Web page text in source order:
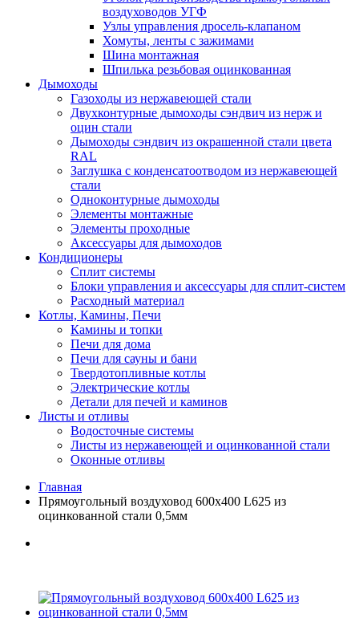
воздуховодов УГФ
Узлы управления дросель-клапаном
Хомуты, ленты с зажимами
Шина монтажная
Шпилька резьбовая оцинкованная
Дымоходы
Газоходы из нержавеющей стали
Двухконтурные дымоходы сэндвич из нерж и
оцин стали
Дымоходы сэндвич из окрашенной стали цвета
RAL
Заглушка с конденсатоотводом из нержавеющей
стали
Одноконтурные дымоходы
Элементы монтажные
Элементы проходные
Аксессуары для дымоходов
Кондиционеры
Сплит системы
Блоки управления и аксессуары для сплит-систем
Расходный материал
Котлы, Камины, Печи
Камины и топки
Печи для дома
Печи для сауны и бани
Твердотопливные котлы
Электрические котлы
Детали для печей и каминов
Листы и отливы
Водосточные системы
Листы из нержавеющей и оцинкованной стали
Оконные отливы
Главная
Прямоугольный воздуховод 600х400 L625 из
оцинкованной стали 0,5мм